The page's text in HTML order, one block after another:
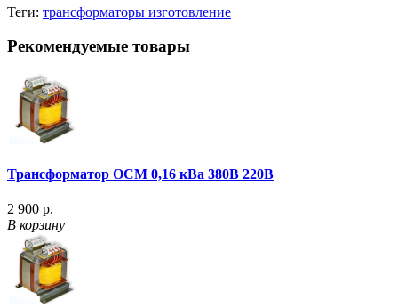
Теги: трансформаторы изготовление
Рекомендуемые товары
Трансформатор ОСМ 0,16 кВа 380В 220В
2 900 р.
В корзину